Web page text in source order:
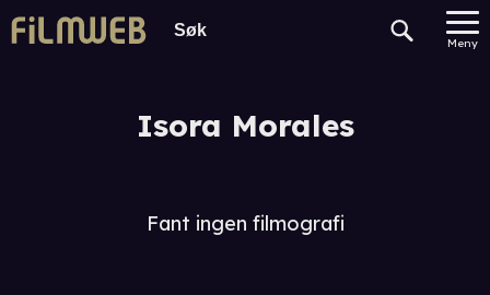
Meny
Isora Morales
Fant ingen filmografi